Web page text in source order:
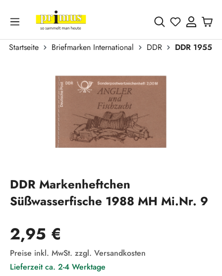
Zum Hauptinhalt springen
Du hast 0
Startseite Briefmarken International DDR
DDR 1955 -
DDR Markenheftchen
Süßwasserfische 1988 MH Mi.Nr. 9
Regulärer Preis:
2,95 €
Preise inkl. MwSt. zzgl. Versandkosten
Lieferzeit ca. 2-4 Werktage